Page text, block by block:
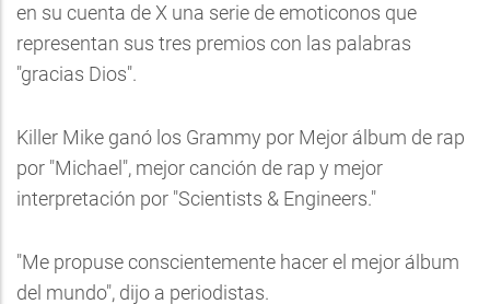
en su cuenta de X una serie de emoticonos que
representan sus tres premios con las palabras
"gracias Dios".
Killer Mike ganó los Grammy por Mejor álbum de rap
por "Michael", mejor canción de rap y mejor
interpretación por "Scientists & Engineers."
"Me propuse conscientemente hacer el mejor álbum
del mundo", dijo a periodistas.